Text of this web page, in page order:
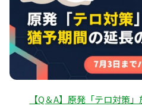
【Q＆A】原発「テロ対策